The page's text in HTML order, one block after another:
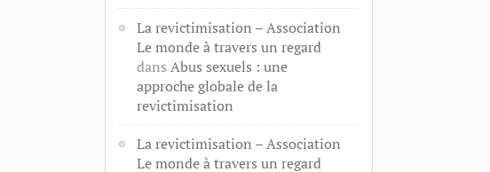
La revictimisation – Association
Le monde à travers un regard
dans Abus sexuels : une
approche globale de la
revictimisation
La revictimisation – Association
Le monde à travers un regard